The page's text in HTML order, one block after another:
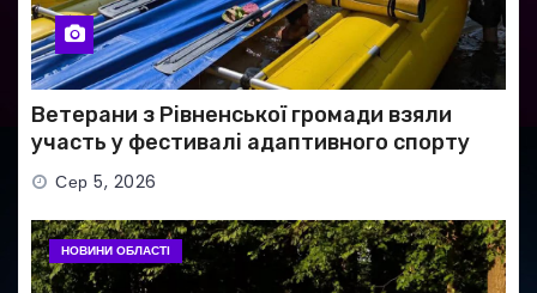
Ветерани з Рівненської громади взяли
участь у фестивалі адаптивного спорту
Сер 5, 2026
НОВИНИ ОБЛАСТІ